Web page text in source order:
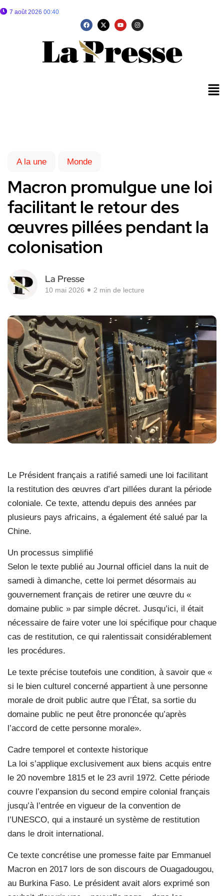
7 août 2026 00:40
A la une Monde
Macron promulgue une loi
facilitant le retour des
œuvres pillées pendant la
colonisation
La Presse
10 mai 2026 2 min de lecture
Le Président français a ratifié samedi une loi facilitant
la restitution des œuvres d’art pillées durant la période
coloniale. Ce texte, attendu depuis des années par
plusieurs pays africains, a également été salué par la
Chine.
Un processus simplifié
Selon le texte publié au Journal officiel dans la nuit de
samedi à dimanche, cette loi permet désormais au
gouvernement français de retirer une œuvre du «
domaine public » par simple décret. Jusqu’ici, il était
nécessaire de faire voter une loi spécifique pour chaque
cas de restitution, ce qui ralentissait considérablement
les procédures.
Le texte précise toutefois une condition, à savoir que «
si le bien culturel concerné appartient à une personne
morale de droit public autre que l’État, sa sortie du
domaine public ne peut être prononcée qu’après
l’accord de cette personne morale».
Cadre temporel et contexte historique
La loi s’applique exclusivement aux biens acquis entre
le 20 novembre 1815 et le 23 avril 1972. Cette période
couvre l’expansion du second empire colonial français
jusqu’à l’entrée en vigueur de la convention de
l’UNESCO, qui a instauré un système de restitution
dans le droit international.
Ce texte concrétise une promesse faite par Emmanuel
Macron en 2017 lors de son discours de Ouagadougou,
au Burkina Faso. Le président avait alors exprimé son